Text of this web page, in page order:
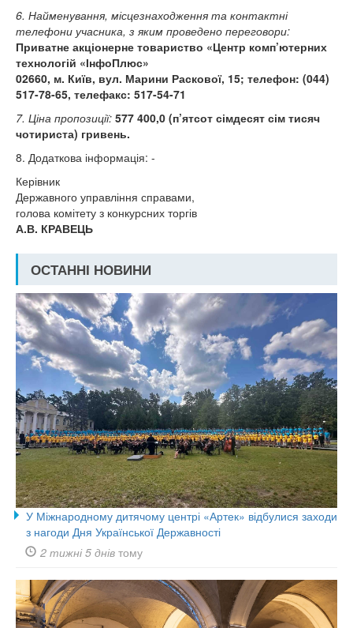
6. Найменування, місцезнаходження та контактні
телефони учасника, з яким проведено переговори:
Приватне акціонерне товариство «Центр комп’ютерних
технологій «ІнфоПлюс»
02660, м. Київ, вул. Марини Раскової, 15; телефон: (044)
517-78-65, телефакс: 517-54-71
7. Ціна пропозиції: 577 400,0 (п’ятсот сімдесят сім тисяч
чотириста) гривень.
8. Додаткова інформація: -
Керівник
Державного управління справами,
голова комітету з конкурсних торгів
А.В. КРАВЕЦЬ
ОСТАННІ НОВИНИ
У Міжнародному дитячому центрі «Артек» відбулися заходи
з нагоди Дня Української Державності
2 тижні 5 днів тому